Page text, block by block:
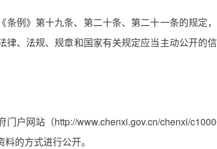
例》第十九条、第二十条、第二十一条的规定
、法规、规章和国家有关规定应当主动公开的
户网站（http://www.chenxi.gov.cn/chenxi/
的方式进行公开。